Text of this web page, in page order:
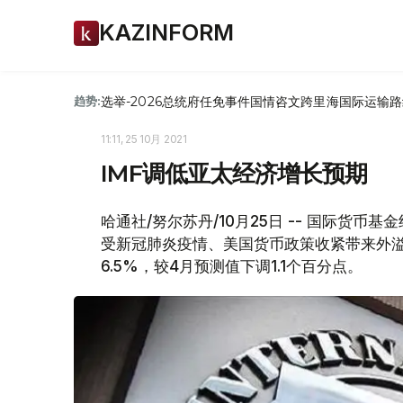
KAZINFORM
趋势:选举-2026总统府任免事件国情咨文跨里海国际运输
11:11, 25 10月 2021
IMF调低亚太经济增长预期
哈通社/努尔苏丹/10月25日 -- 国际货币基
受新冠肺炎疫情、美国货币政策收紧带来外
6.5%，较4月预测值下调1.1个百分点。